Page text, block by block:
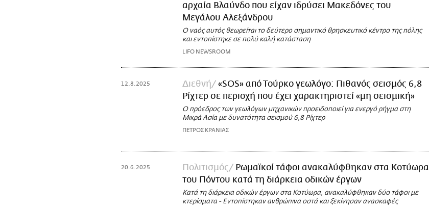
αρχαία Βλαύνδο που είχαν ιδρύσει Μακεδόνες του
Μεγάλου Αλεξάνδρου
Ο ναός αυτός θεωρείται το δεύτερο σημαντικό θρησκευτικό κέντρο της πόλης
και εντοπίστηκε σε πολύ καλή κατάσταση
LIFO NEWSROOM
12.8.2025 Διεθνή
«SOS» από Τούρκο γεωλόγο: Πιθανός σεισμός 6,8
Ρίχτερ σε περιοχή που έχει χαρακτηριστεί «μη σεισμική»
Ο πρόεδρος των γεωλόγων μηχανικών προειδοποιεί για ενεργό ρήγμα στη
Μικρά Ασία με δυνατότητα σεισμού 6,8 Ρίχτερ
ΠΕΤΡΟΣ ΚΡΑΝΙΑΣ
20.6.2025 Πολιτισμός
Ρωμαϊκοί τάφοι ανακαλύφθηκαν στα Κοτύωρα
του Πόντου κατά τη διάρκεια οδικών έργων
Κατά τη διάρκεια οδικών έργων στα Κοτύωρα, ανακαλύφθηκαν δύο τάφοι με
κτερίσματα - Εντοπίστηκαν ανθρώπινα οστά και ξεκίνησαν ανασκαφές